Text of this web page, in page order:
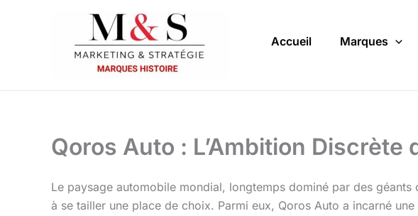
Accueil Marques
Qoros Auto : L’Ambition Discrète
Le paysage automobile mondial, longtemps dominé par des
à se tailler une place de choix. Parmi eux, Qoros Auto a incarné